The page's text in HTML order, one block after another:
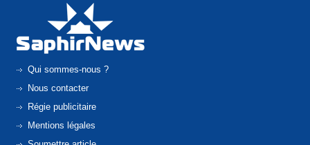
Qui sommes-nous ?
Nous contacter
Régie publicitaire
Mentions légales